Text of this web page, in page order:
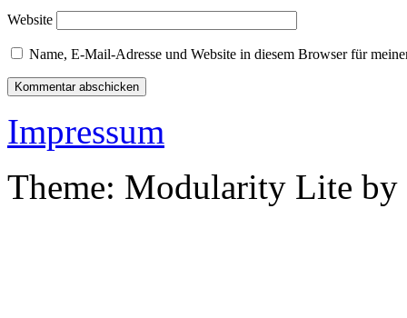
Website
Name, E-Mail-Adresse und Website in diesem Browser für
Impressum
Theme: Modularity Lite by